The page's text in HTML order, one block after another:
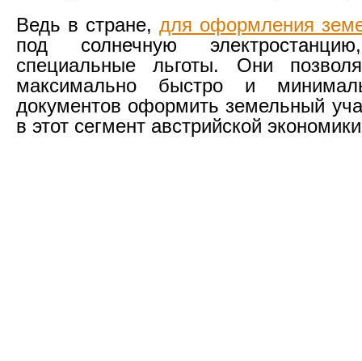
Ведь в стране, для оформления
под солнечную
специальные льготы. Они
максимально быстро и
документов оформить земельный
в этот сегмент австрийской